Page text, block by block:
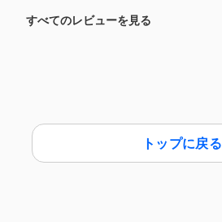
すべてのレビューを見る
トップに戻る